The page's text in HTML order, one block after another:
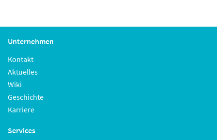
Unternehmen
Kontakt
Aktuelles
Wiki
Geschichte
Karriere
Services